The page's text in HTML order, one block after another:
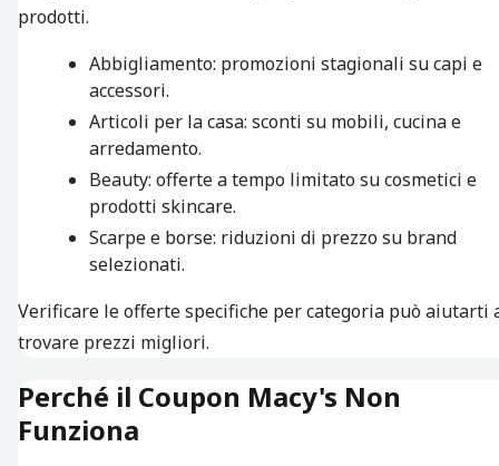
prodotti.
Abbigliamento: promozioni stagionali su capi e
accessori.
Articoli per la casa: sconti su mobili, cucina e
arredamento.
Beauty: offerte a tempo limitato su cosmetici e
prodotti skincare.
Scarpe e borse: riduzioni di prezzo su brand
selezionati.
Verificare le offerte specifiche per categoria può aiutarti
trovare prezzi migliori.
Perché il Coupon Macy's Non
Funziona